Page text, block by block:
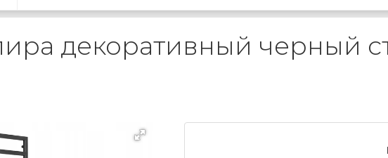
декоративный черный